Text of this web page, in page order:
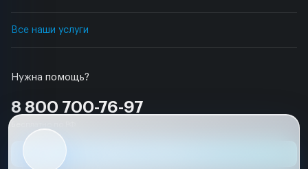
Нужна помощь?
8 800 700-76-97
Все наши услуги